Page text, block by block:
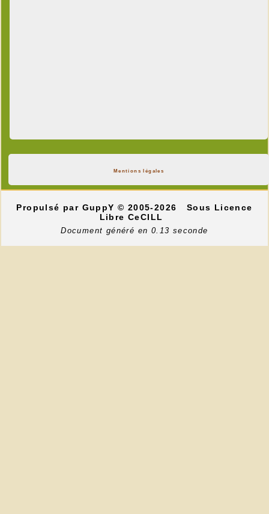
Mentions légales
Propulsé par GuppY© 2005-2026
Sous Licence
Libre CeCILL
Document généré en 0.13 seconde